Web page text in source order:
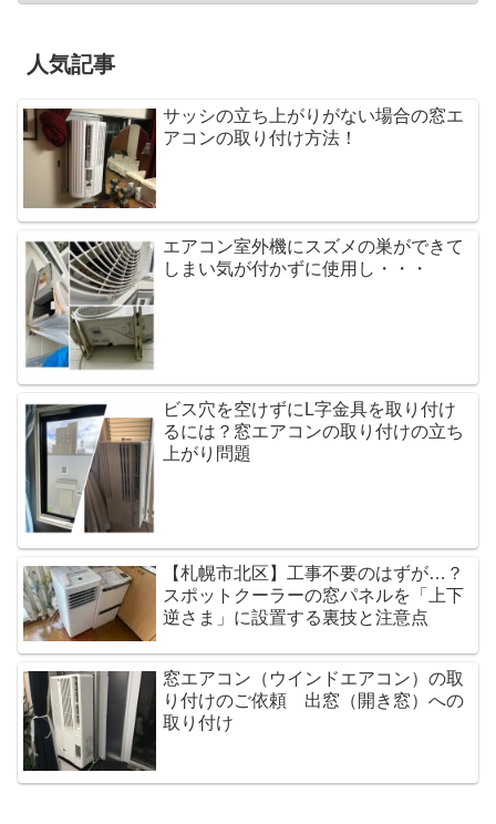
人気記事
サッシの立ち上がりがない場合の窓エ
アコンの取り付け方法！
エアコン室外機にスズメの巣ができて
しまい気が付かずに使用し・・・
ビス穴を空けずにL字金具を取り付け
るには？窓エアコンの取り付けの立ち
上がり問題
【札幌市北区】工事不要のはずが…？
スポットクーラーの窓パネルを「上下
逆さま」に設置する裏技と注意点
窓エアコン（ウインドエアコン）の取
り付けのご依頼 出窓（開き窓）への
取り付け